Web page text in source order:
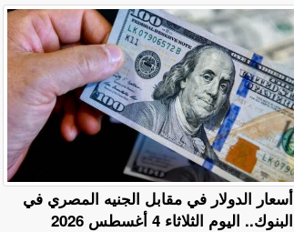
أسعار الدولار في مقابل الجنيه المصري في
البنوك.. اليوم الثلاثاء 4 أغسطس 2026